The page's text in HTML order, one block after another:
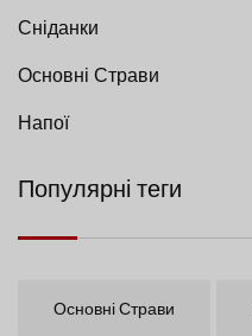
Сніданки
Основні Страви
Напої
Популярні теги
Основні Страви